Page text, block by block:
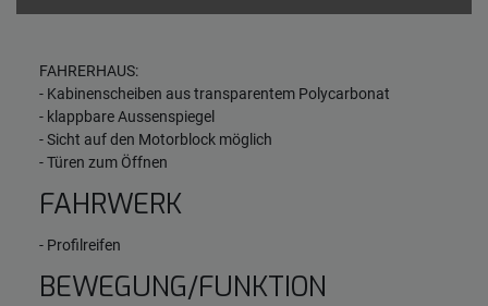
FAHRERHAUS:
- Kabinenscheiben aus transparentem Polycarbonat
- klappbare Aussenspiegel
- Sicht auf den Motorblock möglich
- Türen zum Öffnen
FAHRWERK
- Profilreifen
BEWEGUNG/FUNKTION